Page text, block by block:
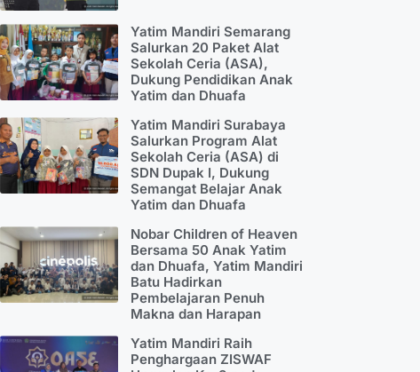
Yatim Mandiri Semarang
Salurkan 20 Paket Alat
Sekolah Ceria (ASA),
Dukung Pendidikan Anak
Yatim dan Dhuafa
Yatim Mandiri Surabaya
Salurkan Program Alat
Sekolah Ceria (ASA) di
SDN Dupak I, Dukung
Semangat Belajar Anak
Yatim dan Dhuafa
Nobar Children of Heaven
Bersama 50 Anak Yatim
dan Dhuafa, Yatim Mandiri
Batu Hadirkan
Pembelajaran Penuh
Makna dan Harapan
Yatim Mandiri Raih
Penghargaan ZISWAF